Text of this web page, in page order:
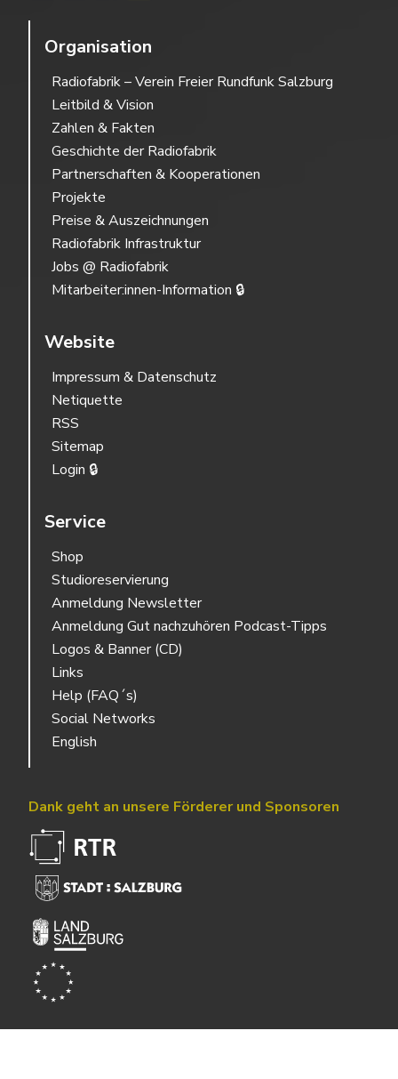
Organisation
Radiofabrik – Verein Freier Rundfunk Salzburg
Leitbild & Vision
Zahlen & Fakten
Geschichte der Radiofabrik
Partnerschaften & Kooperationen
Projekte
Preise & Auszeichnungen
Radiofabrik Infrastruktur
Jobs @ Radiofabrik
Mitarbeiter:innen-Information 🔒
Website
Impressum & Datenschutz
Netiquette
RSS
Sitemap
Login 🔒
Service
Shop
Studioreservierung
Anmeldung Newsletter
Anmeldung Gut nachzuhören Podcast-Tipps
Logos & Banner (CD)
Links
Help (FAQ´s)
Social Networks
English
Dank geht an unsere Förderer und Sponsoren